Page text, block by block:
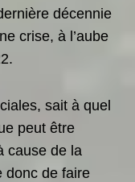
décennie
crise, à l’aube
sait à quel
peut être
cause de la
donc de faire